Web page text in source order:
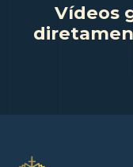
Vídeos